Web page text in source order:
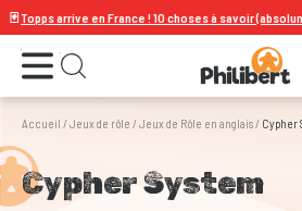
arrive en France ! 10 choses à savoir (absolument)
Ouvrir le menu Ouvrir la recherche
Accueil / Jeux de rôle / Jeux de Rôle en anglais/ Cypher
Cypher System